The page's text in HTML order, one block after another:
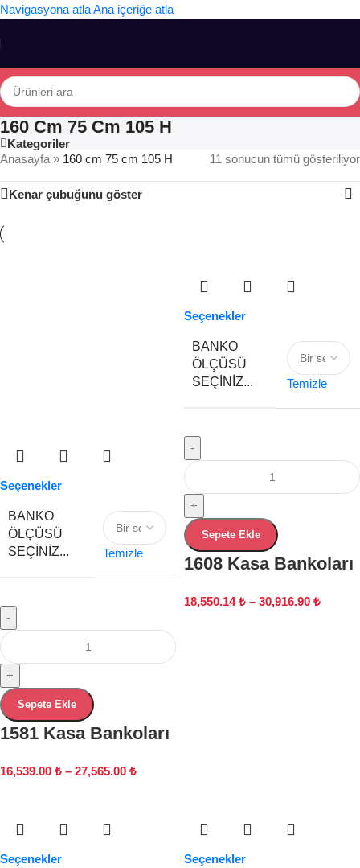
Navigasyona atlaAna içeriğe atla
160 Cm 75 Cm 105 H
Kategoriler
Anasayfa » 160 cm 75 cm 105 H 11 sonucun tümü gösteriliyor
Kenar çubuğunu göster
Seçenekler
BANKO
ÖLÇÜSÜ
SEÇINIZ...
Temizle
-
+
Sepete Ekle
1581 Kasa Bankoları
16,539.00 ₺ – 27,565.00 ₺
Seçenekler
BANKO
ÖLÇÜSÜ
SEÇINIZ...
Temizle
-
+
Sepete Ekle
1608 Kasa Bankoları
18,550.14₺ – 30,916.90 ₺
Seçenekler Seçenekler